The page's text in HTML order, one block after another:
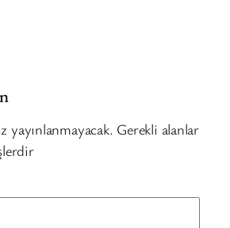
yayınlanmayacak. Gerekli alanlar